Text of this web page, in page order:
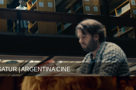
| ARGENTINA CINE